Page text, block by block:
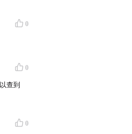
0
0
查到
0